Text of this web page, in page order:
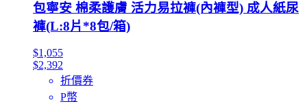
包寧安 棉柔護膚 活力易拉褲(內褲型) 成人紙尿
褲(L:8片*8包/箱)
$1,055
$2,392
折價券
P幣